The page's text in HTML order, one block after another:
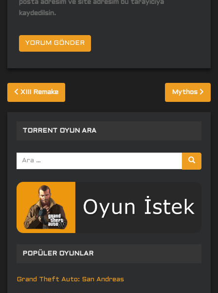
posta adresim ve site adresim bu tarayıcıya
kaydedilsin.
Yazı
gezinmesi
XIII Remake Mythos
TORRENT OYUN ARA
Arama
yap:
POPÜLER OYUNLAR
Grand Theft Auto: San Andreas